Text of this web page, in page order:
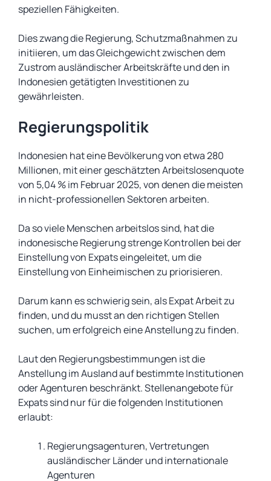
speziellen Fähigkeiten.
Dies zwang die Regierung, Schutzmaßnahmen zu
initiieren, um das Gleichgewicht zwischen dem
Zustrom ausländischer Arbeitskräfte und den in
Indonesien getätigten Investitionen zu
gewährleisten.
Regierungspolitik
Indonesien hat eine Bevölkerung von etwa 280
Millionen, mit einer geschätzten Arbeitslosenquote
von 5,04 % im Februar 2025, von denen die meisten
in nicht-professionellen Sektoren arbeiten.
Da so viele Menschen arbeitslos sind, hat die
indonesische Regierung strenge Kontrollen bei der
Einstellung von Expats eingeleitet, um die
Einstellung von Einheimischen zu priorisieren.
Darum kann es schwierig sein, als Expat Arbeit zu
finden, und du musst an den richtigen Stellen
suchen, um erfolgreich eine Anstellung zu finden.
Laut den Regierungsbestimmungen ist die
Anstellung im Ausland auf bestimmte Institutionen
oder Agenturen beschränkt. Stellenangebote für
Expats sind nur für die folgenden Institutionen
erlaubt:
Regierungsagenturen, Vertretungen
ausländischer Länder und internationale
Agenturen